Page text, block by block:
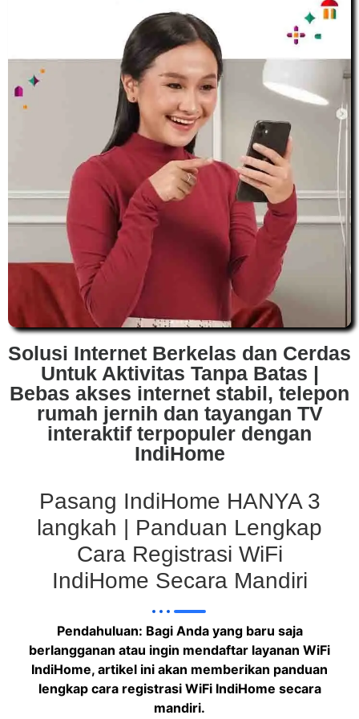
Solusi Internet Berkelas dan Cerdas
Untuk Aktivitas Tanpa Batas |
Bebas akses internet stabil, telepon
rumah jernih dan tayangan TV
interaktif terpopuler dengan
IndiHome
Pasang IndiHome HANYA 3
langkah | Panduan Lengkap
Cara Registrasi WiFi
IndiHome Secara Mandiri
Pendahuluan: Bagi Anda yang baru saja
berlangganan atau ingin mendaftar layanan WiFi
IndiHome, artikel ini akan memberikan panduan
lengkap cara registrasi WiFi IndiHome secara
mandiri.